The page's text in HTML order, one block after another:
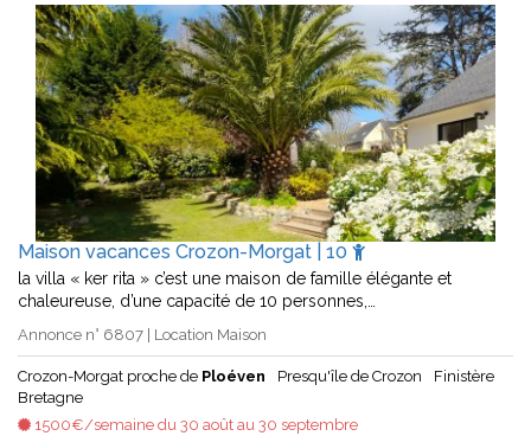
Maison vacances Crozon-Morgat | 10
la villa « ker rita » c’est une maison de famille élégante et
chaleureuse, d’une capacité de 10 personnes,…
Annonce n° 6807 | Location Maison
Crozon-Morgat proche de Ploéven Presqu'île de Crozon
Finistère
Bretagne
1500€/semaine du 30 août au 30 septembre